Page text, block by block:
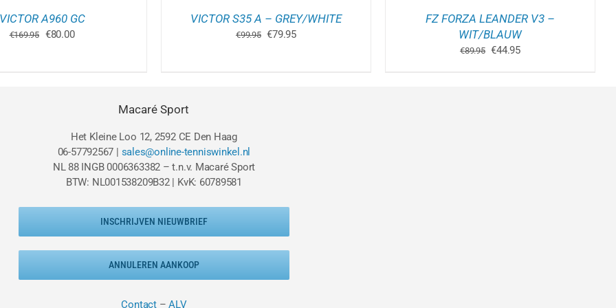
VICTOR A960 GC
€169.95 Oorspronkelijke
€80.00Huidige
VICTOR S35 A – GREY/WHITE
€99.95 Oorspronkelijke
€79.95Huidige
FZ FORZA LEANDER V3 –
WIT/BLAUW
€89.95 Oorspronkelijke
€44.95Huidige
Macaré Sport
Het Kleine Loo 12, 2592 CE Den Haag
06-57792567 | sales@online-tenniswinkel.nl
NL 88 INGB 0006363382 – t.n.v. Macaré Sport
BTW: NL001538209B32 | KvK: 60789581
INSCHRIJVEN NIEUWBRIEF
ANNULEREN AANKOOP
Contact–ALV